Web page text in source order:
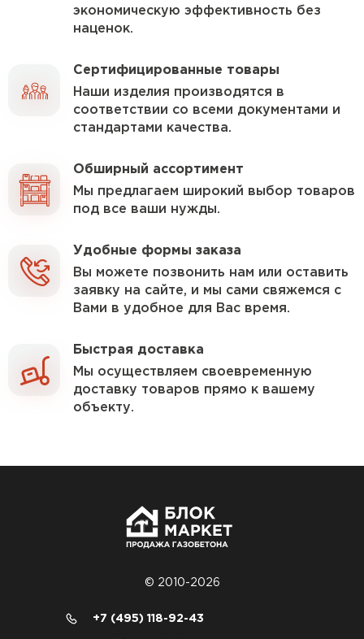
экономическую эффективность без
наценок.
Сертифицированные товары
Наши изделия производятся в
соответствии со всеми документами и
стандартами качества.
Обширный ассортимент
Мы предлагаем широкий выбор товаров
под все ваши нужды.
Удобные формы заказа
Вы можете позвонить нам или оставить
заявку на сайте, и мы сами свяжемся с
Вами в удобное для Вас время.
Быстрая доставка
Мы осуществляем своевременную
доставку товаров прямо к вашему
объекту.
© 2010-2026
+7 (495) 118-92-43
ПЕРЕЙТИ
Газобетон Забудова
ПЕРЕЙТИ
Газобетон Ytong (Ютонг)
ПЕРЕЙТИ
ВСЕ ПРОИЗВОДИТЕЛИ
Газобетон СК
Газобетон (ЕвроАэроБетон)
Газобетон Белорусский SLS
Газобетон Белорусский (БЦК)